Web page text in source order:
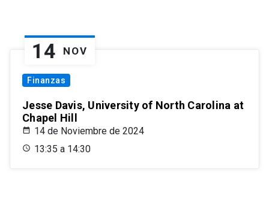
14 NOV
Finanzas
Jesse Davis, University of North Carolina at
Chapel Hill
14 de Noviembre de 2024
13:35 a 14:30